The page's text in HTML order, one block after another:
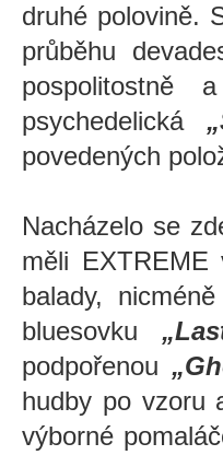
druhé polovině.
průběhu
pospolitostně
psychedelická
povedených
Nacházelo se
měli
balady,
bluesovku
podpořenou
hudby po vzoru
výborné